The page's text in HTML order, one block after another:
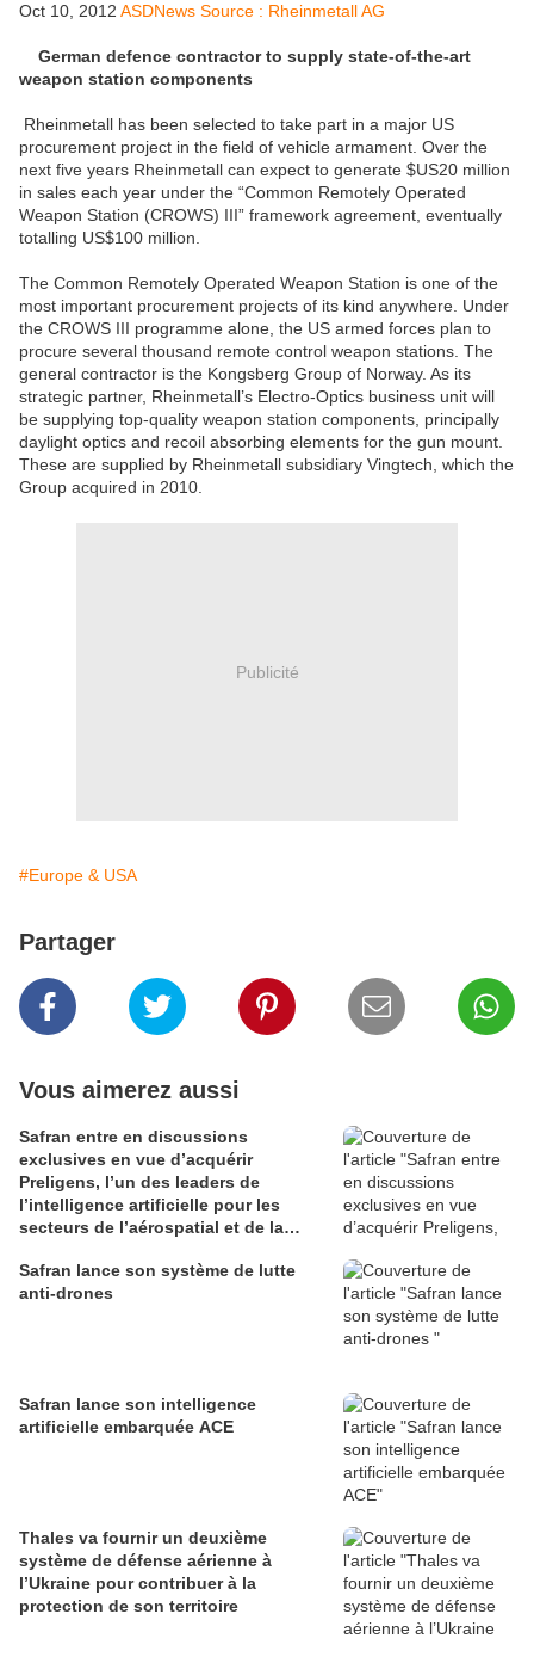
Oct 10, 2012 ASDNews Source : Rheinmetall AG
German defence contractor to supply state-of-the-art
weapon station components
Rheinmetall has been selected to take part in a major US
procurement project in the field of vehicle armament. Over the
next five years Rheinmetall can expect to generate $US20 million
in sales each year under the “Common Remotely Operated
Weapon Station (CROWS) III” framework agreement, eventually
totalling US$100 million.
The Common Remotely Operated Weapon Station is one of the
most important procurement projects of its kind anywhere. Under
the CROWS III programme alone, the US armed forces plan to
procure several thousand remote control weapon stations. The
general contractor is the Kongsberg Group of Norway. As its
strategic partner, Rheinmetall’s Electro-Optics business unit will
be supplying top-quality weapon station components, principally
daylight optics and recoil absorbing elements for the gun mount.
These are supplied by Rheinmetall subsidiary Vingtech, which the
Group acquired in 2010.
Publicité
#Europe & USA
Partager
Vous aimerez aussi
Safran entre en discussions
exclusives en vue d’acquérir
Preligens, l’un des leaders de
l’intelligence artificielle pour les
secteurs de l’aérospatial et de la
Safran lance son système de lutte
anti-drones
Safran lance son intelligence
artificielle embarquée ACE
Thales va fournir un deuxième
système de défense aérienne à
l’Ukraine pour contribuer à la
protection de son territoire